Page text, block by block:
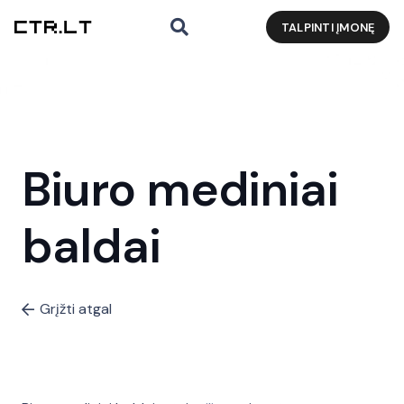
TALPINTI ĮMONĘ
Biuro mediniai
baldai
Grįžti atgal